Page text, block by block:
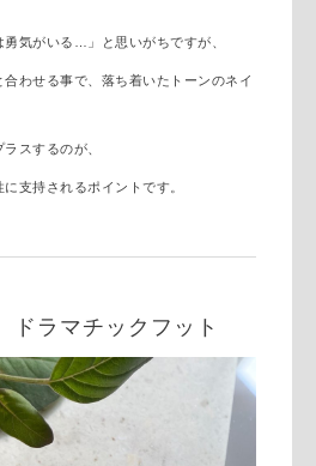
勇気がいる…」と思いがちですが、
わせる事で、落ち着いたトーンのネイ
スするのが、
支持されるポイントです。
ドラマチックフット